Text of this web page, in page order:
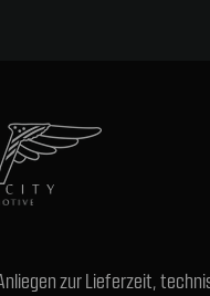
zur Lieferzeit,